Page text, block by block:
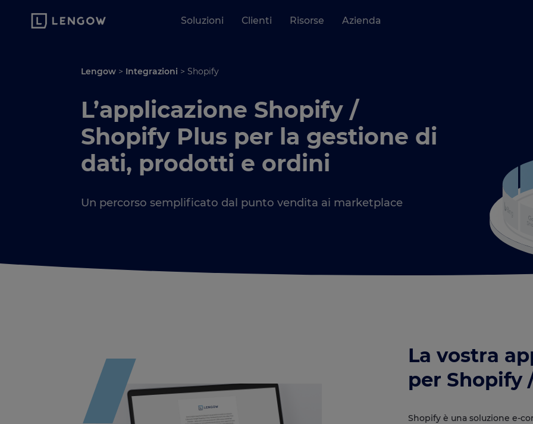
Soluzioni Clienti Risorse Azienda
Lengow > Integrazioni > Shopify
L’applicazione Shopify /
Shopify Plus per la gestione di
dati, prodotti e ordini
Un percorso semplificato dal punto vendita ai marketplace
La vostra
per Shopify
Shopify è una soluzione e-